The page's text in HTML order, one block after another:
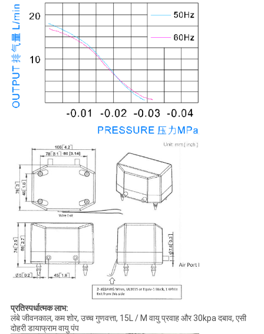
प्रतिस्पर्धात्मक लाभ:
लंबे जीवनकाल, कम शोर, उच्च गुणवत्ता, 15L / M वायु प्रवाह और 30kpa दबाव, एसी
दोहरी डायाफ्राम वायु पंप